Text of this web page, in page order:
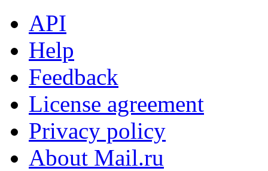
API
Help
Feedback
License agreement
Privacy policy
About Mail.ru